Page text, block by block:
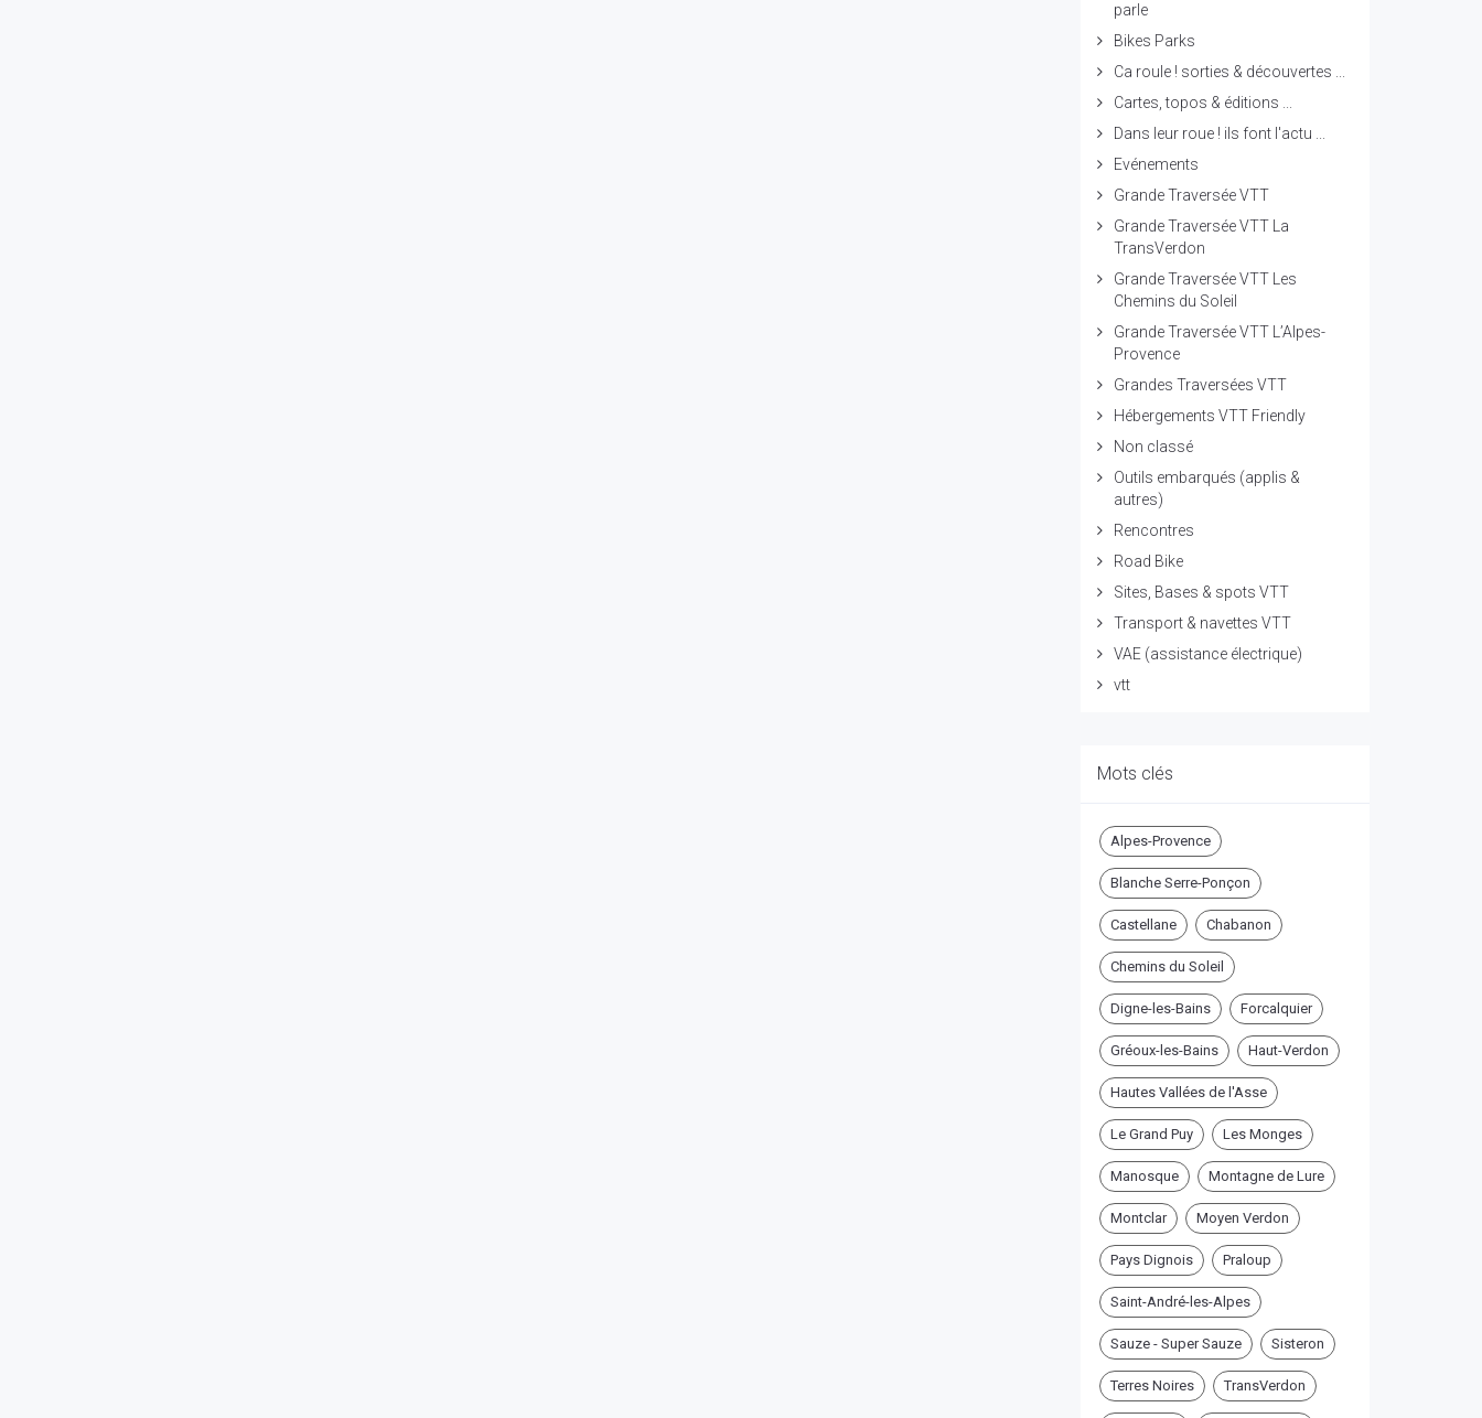
parle
Bikes Parks
Ca roule ! sorties & découvertes ...
Cartes, topos & éditions ...
Dans leur roue ! ils font l'actu ...
Evénements
Grande Traversée VTT
Grande Traversée VTT La
TransVerdon
Grande Traversée VTT Les
Chemins du Soleil
Grande Traversée VTT L’Alpes-
Provence
Grandes Traversées VTT
Hébergements VTT Friendly
Non classé
Outils embarqués (applis &
autres)
Rencontres
Road Bike
Sites, Bases & spots VTT
Transport & navettes VTT
VAE (assistance électrique)
vtt
Mots clés
Alpes-Provence
Blanche Serre-Ponçon
Castellane Chabanon
Chemins du Soleil
Digne-les-Bains Forcalquier
Gréoux-les-Bains Haut-Verdon
Hautes Vallées de l'Asse
Le Grand Puy Les Monges
Manosque Montagne de Lure
Montclar Moyen Verdon
Pays Dignois Praloup
Saint-André-les-Alpes
Sauze - Super Sauze Sisteron
Terres Noires TransVerdon